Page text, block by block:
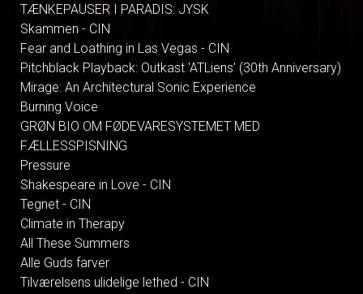
TÆNKEPAUSER I PARADIS: JYSK
Skammen - CIN
Fear and Loathing in Las Vegas - CIN
Pitchblack Playback: Outkast 'ATLiens' (30th Anniversary)
Mirage: An Architectural Sonic Experience
Burning Voice
GRØN BIO OM FØDEVARESYSTEMET MED
FÆLLESSPISNING
Pressure
Shakespeare in Love - CIN
Tegnet - CIN
Climate in Therapy
All These Summers
Alle Guds farver
Tilværelsens ulidelige lethed - CIN